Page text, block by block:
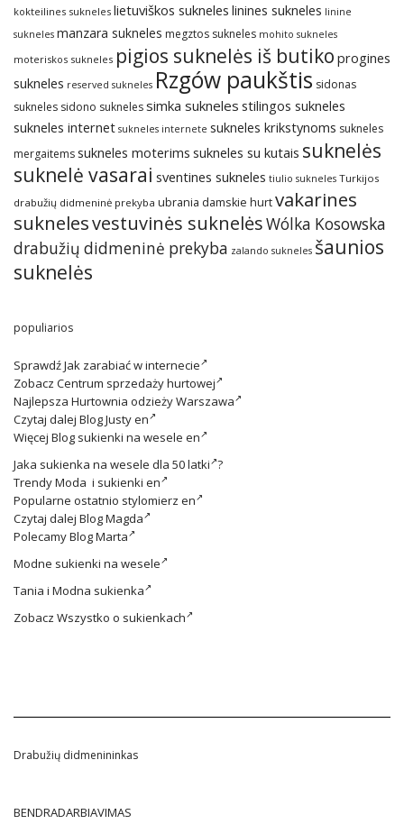
kokteilines sukneles lietuviškos sukneles linines sukneles linine
sukneles manzara sukneles megztos sukneles mohito sukneles
moteriskos sukneles pigios suknelės iš butiko progines
sukneles reserved sukneles Rzgów paukštis sidonas
sukneles sidono suknelessimka sukneles stilingos sukneles
sukneles internet sukneles internete sukneles krikstynoms sukneles
mergaitemssukneles moterims sukneles su kutais suknelės
suknelė vasarai sventines sukneles tiulio sukneles Turkijos
drabužių didmeninė prekyba ubrania damskie hurtvakarines
suknelesvestuvinės suknelėsWólka Kosowska
drabužių didmeninė prekyba zalando sukneles šaunios
suknelės
populiarios
SprawdźJak zarabiać w internecie
Zobacz Centrum sprzedaży hurtowej
Najlepsza Hurtownia odzieży Warszawa
Czytaj dalej Blog Justy en
Więcej Blog sukienki na wesele en
Jaka sukienka na wesele dla 50 latki ?
TrendyModa i sukienki en
Popularne ostatnio stylomierz en
Czytaj dalej Blog Magda
PolecamyBlog Marta
Modne sukienki na wesele
Tania i Modna sukienka
Zobacz Wszystko o sukienkach
Drabužių didmenininkas
BENDRADARBIAVIMAS